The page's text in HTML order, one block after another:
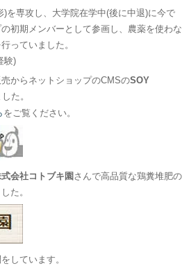
)を専攻し、大学院在学中(後に中退)に今で
初期メンバーとして参画し、農薬を使わな
っていました。
験)
からネットショップのCMSのSOY
た。
をご覧ください。
会社コトブキ園 さんで高品質な鶏糞堆肥の
た。
しています。